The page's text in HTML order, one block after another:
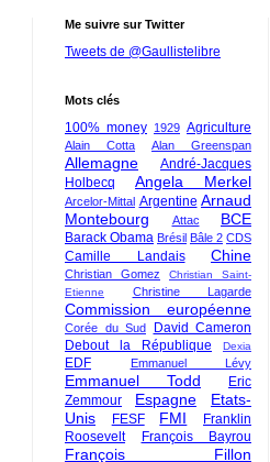
Me suivre sur Twitter
Tweets de @Gaullistelibre
Mots clés
100% money 1929 Agriculture
Alain Cotta Alan Greenspan
Allemagne
André-Jacques
Holbecq
Angela Merkel
Arcelor-Mittal Argentine Arnaud
Montebourg
Attac BCE
Barack Obama Brésil Bâle 2 CDS
Camille Landais Chine
Christian Gomez
Christian Saint-
Etienne
Christine Lagarde
Commission européenne
Corée du Sud
David Cameron
Debout la République
Dexia
EDF Emmanuel Lévy
Emmanuel Todd
Eric
Zemmour
Espagne
Etats-
Unis
FESF FMI
Franklin
Roosevelt
François Bayrou
François Fillon